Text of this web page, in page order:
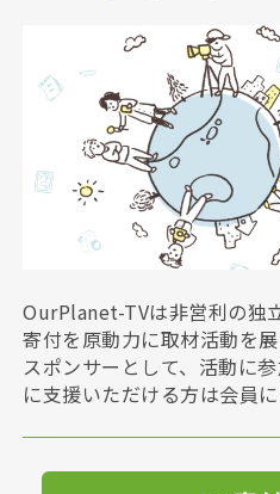
OurPlanet-TVは非営利の独
寄付を原動力に取材活動を
スポンサーとして、活動に
に支援いただける方は会員に